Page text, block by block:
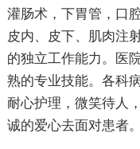
灌肠术，下胃管，口
皮内、皮下、肌肉注
的独立工作能力。医
熟的专业技能。各科
耐心护理，微笑待人
诚的爱心去面对患者。